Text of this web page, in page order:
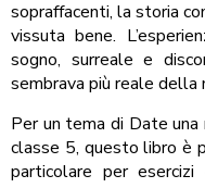
sopraffacenti, la storia
vissuta bene.
sogno, surreale e
sembrava più reale della
Per un tema di Date
classe 5, questo libro è
particolare per